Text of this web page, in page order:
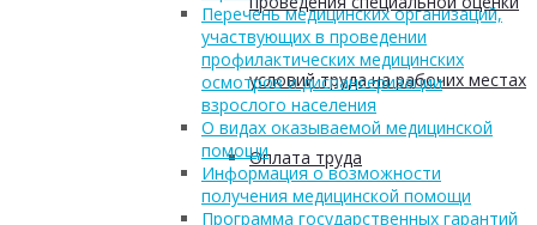
условий труда на рабочих местах
Оплата труда
Перечень медицинских организаций,
участвующих в проведении
профилактических медицинских
осмотров и диспансеризации
взрослого населения
О видах оказываемой медицинской
помощи
Информация о возможности
получения медицинской помощи
Программа государственных гарантий